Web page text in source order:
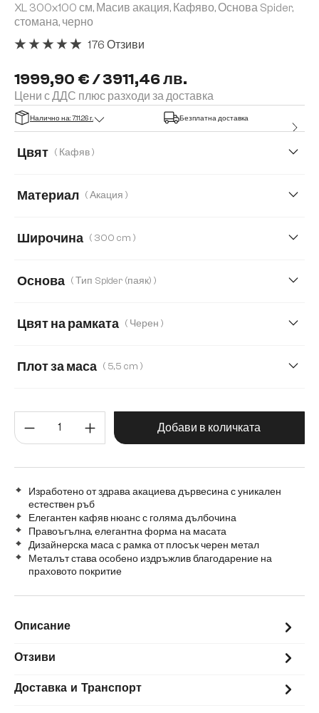
XL 300x100 см, Масив акация, Кафяво, Основа Spider,
стомана, черно
1999,90 € / 3911,46 лв.
Цени с ДДС плюс разходи за доставка
176 Отзиви
Налично на: 7.11.26 г. Безплатна доставка
Цвят ( Кафяв )
Материал ( Акация )
Широчина ( 300 cm )
280 cm
Основа ( Тип Spider (паяк) )
Цвят на рамката ( Черен )
Transparent
Плот за маса ( 5,5 cm )
Количество на продукта:
Добави в количката
Изработено от здрава акациева дървесина с уникален
естествен ръб
Елегантен кафяв нюанс с голяма дълбочина
Правоъгълна, елегантна форма на масата
Дизайнерска маса с рамка от плосък черен метал
Металът става особено издръжлив благодарение на
праховото покритие
Описание
Отзиви
Доставка и Транспорт